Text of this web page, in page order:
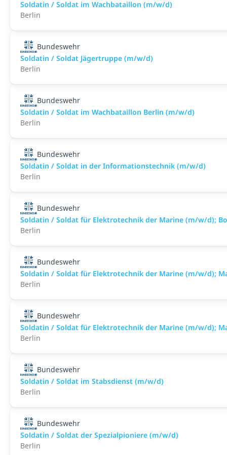
Soldatin / Soldat im Wachbataillon (m/w/d)
Berlin
Bundeswehr
Soldatin / Soldat Jägertruppe (m/w/d)
Berlin
Bundeswehr
Soldatin / Soldat im Wachbataillon Berlin (m/w/d)
Berlin
Bundeswehr
Soldatin / Soldat in der Infor­mations­technik (m/w/d)
Berlin
Bundeswehr
Soldatin / Soldat für Elektro­technik der Marine (m/w/d);
Berlin
Bundeswehr
Soldatin / Soldat für Elektro­technik der Marine (m/w/d);
Berlin
Bundeswehr
Soldatin / Soldat für Elektro­technik der Marine (m/w/d);
Berlin
Bundeswehr
Soldatin / Soldat im Stabs­dienst (m/w/d)
Berlin
Bundeswehr
Soldatin / Soldat der Spezialpioniere (m/w/d)
Berlin